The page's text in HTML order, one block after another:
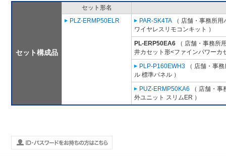
セット構成品
セット形名
PLZ-ERMP50ELR
PAR-SK4TA （ 店舗・事務所
ワイヤレスリモコンキット ）
PL-ERP50EA6 （ 店舗・事務所
井カセット形<ファインパワーカ
PLP-P160EWH3 （ 店舗・事
ル 標準パネル ）
PUZ-ERMP50KA6 （ 店舗・
外ユニット スリムER ）